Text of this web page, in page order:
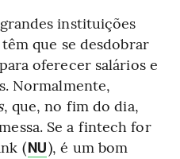
instituições
que se desdobrar
oferecer salários e
Normalmente,
, que, no fim do dia,
Se a fintech for
(NU), é um bom